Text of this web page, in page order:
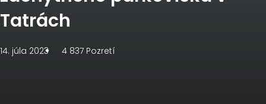
Tatrách
14. júla 2023 4 837 Pozretí